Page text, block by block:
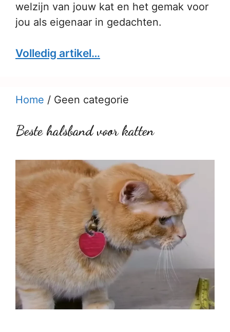
welzijn van jouw kat en het gemak voor
jou als eigenaar in gedachten.
Volledig artikel…
Home / Geen categorie
Beste halsband voor katten